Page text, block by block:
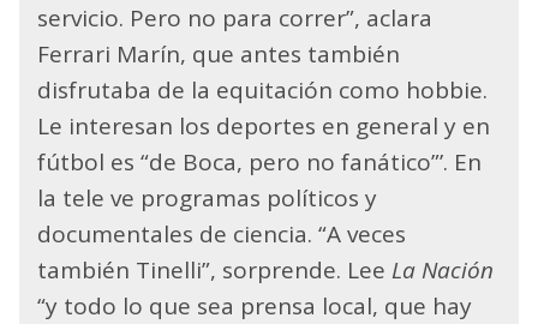
servicio. Pero no para correr”, aclara
Ferrari Marín, que antes también
disfrutaba de la equitación como hobbie.
Le interesan los deportes en general y en
fútbol es “de Boca, pero no fanático”’. En
la tele ve programas políticos y
documentales de ciencia. “A veces
también Tinelli”, sorprende. Lee La Nación
“y todo lo que sea prensa local, que hay